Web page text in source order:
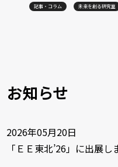
記事・コラム 未来を創る研究室
お知らせ
2026年05月20日
「ＥＥ東北’26」に出展し